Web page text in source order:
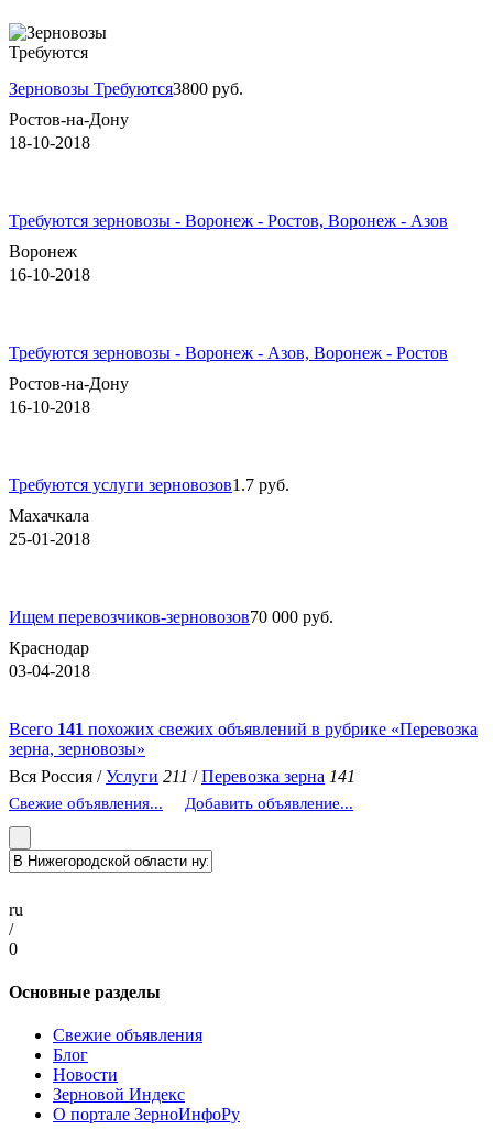
Зерновозы Требуются3800 руб.
Ростов-на-Дону
18-10-2018
Требуются зерновозы - Воронеж - Ростов, Воронеж - Азов
Воронеж
16-10-2018
Требуются зерновозы - Воронеж - Азов, Воронеж - Ростов
Ростов-на-Дону
16-10-2018
Требуются услуги зерновозов1.7 руб.
Махачкала
25-01-2018
Ищем перевозчиков-зерновозов70 000 руб.
Краснодар
03-04-2018
Всего 141 похожих свежих объявлений в рубрике «Перевозка
зерна, зерновозы»
Вся Россия /Услуги 211 /Перевозка зерна 141
Свежие объявления... Добавить объявление...
ru
/
0
Основные разделы
Свежие объявления
Блог
Новости
Зерновой Индекс
О портале ЗерноИнфоРу